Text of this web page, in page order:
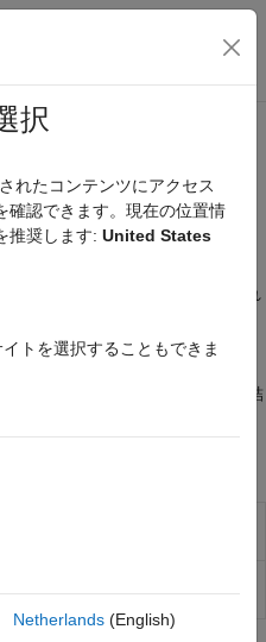
ビゲーション メ
ット (IoT) のデー
み取りと同チャネルへの書き込
フォーム サービスであり、これ
®で解析または可視化する
ネルにデータを書き込み、その結
きます。
択
れたコンテンツにアクセス
確認できます。現在の位置情
推奨します: United States
トを選択することもできま
Netherlands(English)